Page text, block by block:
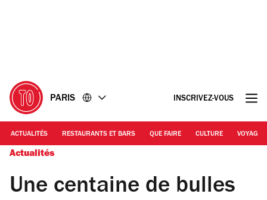
PARIS INSCRIVEZ-VOUS
ACTUALITÉS RESTAURANTS ET BARS QUE FAIRE CULTURE VOYAGE
Actualités
Une centaine de bulles